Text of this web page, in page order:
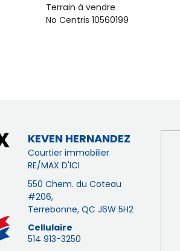
Terrain à vendre
No Centris 10560199
KEVEN HERNANDEZ
Courtier immobilier
RE/MAX D'ICI
550 Chem. du Coteau
#206,
Terrebonne, QC J6W 5H2
Cellulaire
514 913-3250